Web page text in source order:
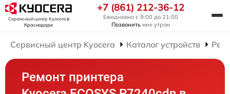
Сервисный центр Kyoceraв
Краснодаре
+7 (861) 212-36-12
Ежедневно с 9:00 до 21:00
Позвонить мне утром
Сервисный центр Kyocera Каталог устройств
Ремонт принтера